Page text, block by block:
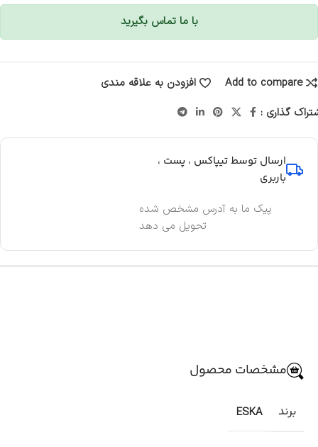
با ما تماس بگیرید
Add to compare
افزودن به علاقه مندی
گذاری :
ارسال توسط تیپاکس ، پست ،
باربری
پیک ما به آدرس مشخص شده
تحویل می دهد
مشخصات محصول
برند ESKA